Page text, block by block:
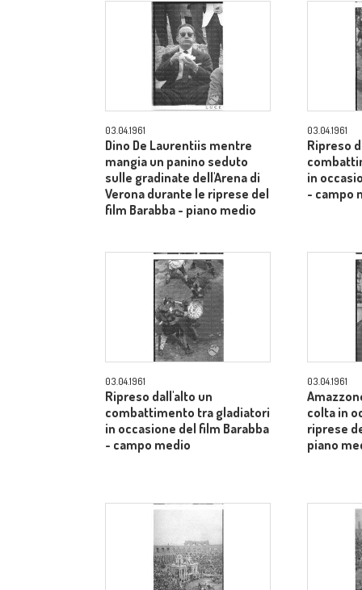
03.04.1961
Dino De Laurentiis mentre
mangia un panino seduto
sulle gradinate dell'Arena di
Verona durante le riprese del
film Barabba - piano medio
03.04.1961
Ripreso
in
- campo
03.04.1961
Ripreso dall'alto un
combattimento tra gladiatori
in occasione del film Barabba
- campo medio
03.04.1961
colta in
riprese
piano